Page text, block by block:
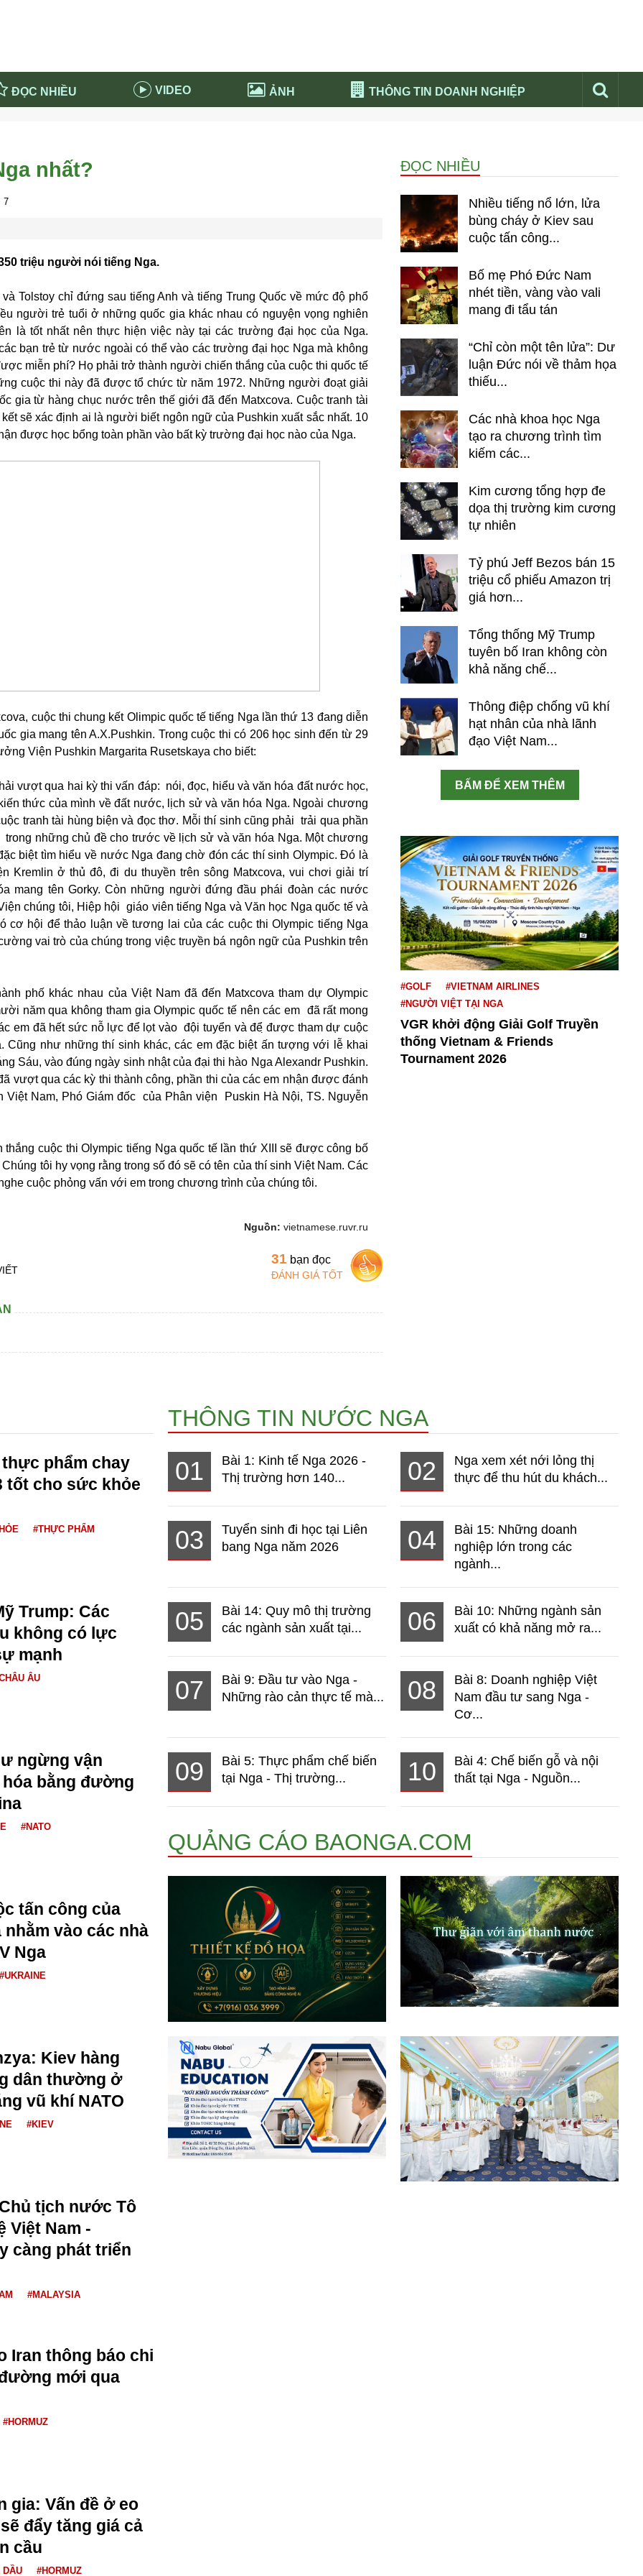
ĐỌC NHIỀU VIDEO ẢNH THÔNG TIN DOANH NGHIỆP
Nổi bật báo nga
Nga
Thư viện media
nước Nga
Phân tích thị trường Nga 2026
nhất?
7
triệu người nói tiếng Nga.
Tolstoy chỉ đứng sau tiếng Anh và tiếng Trung Quốc về mức độ phổ
người trẻ tuổi ở những quốc gia khác nhau có nguyện vọng nghiên
là tốt nhất nên thực hiện việc này tại các trường đại học của Nga.
bạn trẻ từ nước ngoài có thể vào các trường đại học Nga mà không
miễn phí? Họ phải trở thành người chiến thắng của cuộc thi quốc tế
cuộc thi này đã được tổ chức từ năm 1972. Những người đoạt giải
gia từ hàng chục nước trên thế giới đã đến Matxcova. Cuộc tranh tài
sẽ xác định ai là người biết ngôn ngữ của Pushkin xuất sắc nhất. 10
được học bổng toàn phần vào bất kỳ trường đại học nào của Nga.
cuộc thi chung kết Olimpic quốc tế tiếng Nga lần thứ 13 đang diễn
gia mang tên A.X.Pushkin. Trong cuộc thi có 206 học sinh đến từ 29
Viện Pushkin Margarita Rusetskaya cho biết:
vượt qua hai kỳ thi vấn đáp: nói, đọc, hiểu và văn hóa đất nước học,
thức của mình về đất nước, lịch sử và văn hóa Nga. Ngoài chương
tranh tài hùng biện và đọc thơ. Mỗi thí sinh cũng phải trải qua phần
trong những chủ đề cho trước về lịch sử và văn hóa Nga. Một chương
biệt tìm hiểu về nước Nga đang chờ đón các thí sinh Olympic. Đó là
Kremlin ở thủ đô, đi du thuyền trên sông Matxcova, vui chơi giải trí
mang tên Gorky. Còn những người đứng đầu phái đoàn các nước
chúng tôi, Hiệp hội giáo viên tiếng Nga và Văn học Nga quốc tế và
cơ hội để thảo luận về tương lai của các cuộc thi Olympic tiếng Nga
vai trò của chúng trong việc truyền bá ngôn ngữ của Pushkin trên
phố khác nhau của Việt Nam đã đến Matxcova tham dự Olympic
năm qua không tham gia Olympic quốc tế nên các em đã rất mong
em đã hết sức nỗ lực để lọt vào đội tuyển và để ̣được tham dự cuộc
Cũng như những thí sinh khác, các em đặc biệt ấn tượng với lễ khai
Sáu, vào đúng ngày sinh nhật của đại thi hào Nga Alexandr Pushkin.
vượt qua các kỳ thi thành công, phần thi của các em nhận được đánh
Nam, Phó Giám đốc của Phân viện Puskin Hà Nội, TS. Nguyễn
cuộc thi Olympic tiếng Nga quốc tế lần thứ XIII sẽ được công bố
tôi hy vọng rằng trong số đó sẽ có tên của thí sinh Việt Nam. Các
cuộc phỏng vấn với em trong chương trình của chúng tôi.
Nguồn: vietnamese.ruvr.ru
31 bạn đọc
ĐÁNH GIÁ TỐT
ĐỌC NHIỀU
Nhiều tiếng nổ lớn, lửa
bùng cháy ở Kiev sau
cuộc tấn công...
Bố mẹ Phó Đức Nam
nhét tiền, vàng vào vali
mang đi tẩu tán
“Chỉ còn một tên lửa”: Dư
luận Đức nói về thảm họa
thiếu...
Các nhà khoa học Nga
tạo ra chương trình tìm
kiếm các...
Kim cương tổng hợp đe
dọa thị trường kim cương
tự nhiên
Tỷ phú Jeff Bezos bán 15
triệu cổ phiếu Amazon trị
giá hơn...
Tổng thống Mỹ Trump
tuyên bố Iran không còn
khả năng chế...
Thông điệp chống vũ khí
hạt nhân của nhà lãnh
đạo Việt Nam...
BẤM ĐỂ XEM THÊM
#GOLF
#VIETNAM AIRLINES
#NGƯỜI VIỆT TẠI NGA
VGR khởi động Giải Golf Truyền
thống Vietnam & Friends
Tournament 2026
phẩm chay
tốt cho sức khỏe
#THỰC PHẨM
Trump: Các
không có lực
mạnh
ÂU
ngừng vận
bằng đường
#NATO
tấn công của
nhằm vào các nhà
Nga
#UKRAINE
Kiev hàng
dân thường ở
vũ khí NATO
#KIEV
tịch nước Tô
Việt Nam -
càng phát triển
#MALAYSIA
Iran thông báo chi
mới qua
#HORMUZ
gia: Vấn đề ở eo
đẩy tăng giá cả
cầu
DẦU #HORMUZ
THÔNG TIN NƯỚC NGA
01
Bài 1: Kinh tế Nga 2026 -
Thị trường hơn 140...
02
Nga xem xét nới lỏng thị
thực để thu hút du khách...
03
Tuyển sinh đi học tại Liên
bang Nga năm 2026
04
Bài 15: Những doanh
nghiệp lớn trong các
ngành...
05
Bài 14: Quy mô thị trường
các ngành sản xuất tại...
06
Bài 10: Những ngành sản
xuất có khả năng mở ra...
07
Bài 9: Đầu tư vào Nga -
Những rào cản thực tế mà...
08
Bài 8: Doanh nghiệp Việt
Nam đầu tư sang Nga -
Cơ...
09
Bài 5: Thực phẩm chế biến
tại Nga - Thị trường...
10
Bài 4: Chế biến gỗ và nội
thất tại Nga - Nguồn...
QUẢNG CÁO BAONGA.COM